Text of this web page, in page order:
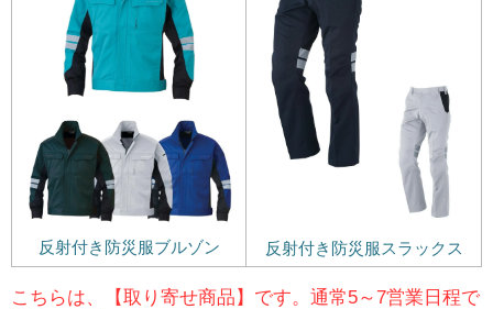
反射付き防災服ブルゾン 反射付き防災服スラックス
こちらは、【取り寄せ商品】です。通常5～7営業日程で